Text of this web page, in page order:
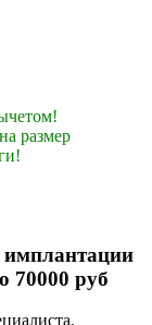
размер
имплантации
70000 руб